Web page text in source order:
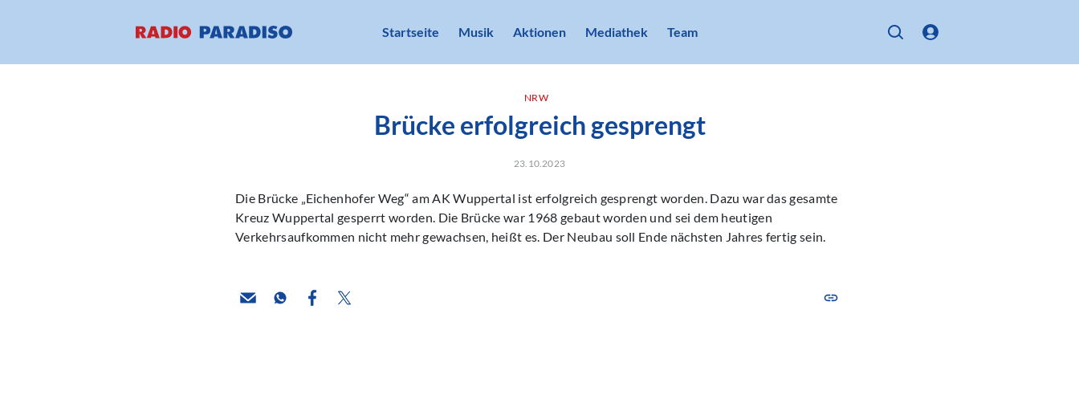
Startseite Musik Aktionen Mediathek Team
NRW
Brücke erfolgreich gesprengt
23.10.2023
Die Brücke „Eichenhofer Weg“ am AK Wuppertal ist erfolgreich gesprengt worden. Dazu war das gesamte
Kreuz Wuppertal gesperrt worden. Die Brücke war 1968 gebaut worden und sei dem heutigen
Verkehrsaufkommen nicht mehr gewachsen, heißt es. Der Neubau soll Ende nächsten Jahres fertig sein.